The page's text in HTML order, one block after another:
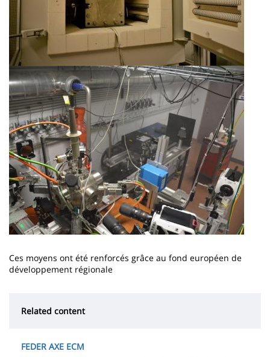
Imagen
Ces moyens ont été renforcés grâce au fond européen de
développement régionale
Related content
FEDER AXE ECM